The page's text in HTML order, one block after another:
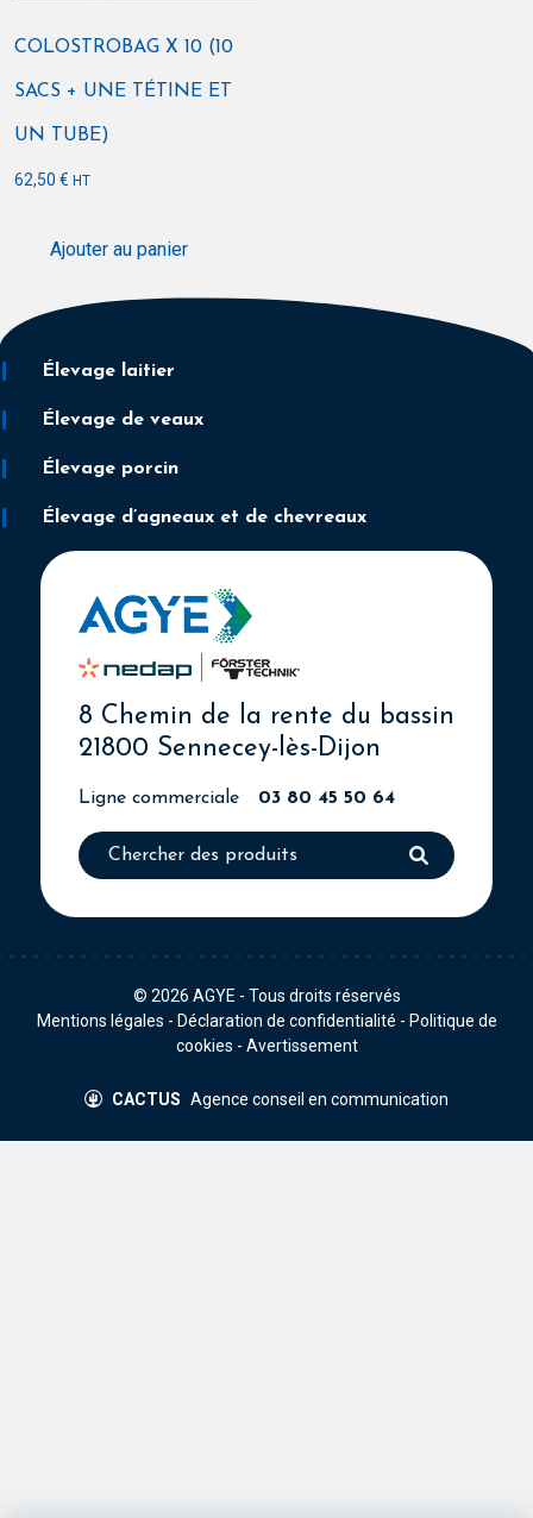
COLOSTROBAG X 10 (10
SACS + UNE TÉTINE ET
UN TUBE)
62,50 € HT
Ajouter au panier
Élevage laitier
Élevage de veaux
Élevage porcin
Élevage d’agneaux et de chevreaux
8 Chemin de la rente du bassin
21800 Sennecey-lès-Dijon
Ligne commerciale 03 80 45 50 64
© 2026 AGYE - Tous droits réservés
Mentions légales - Déclaration de confidentialité - Politique de
cookies - Avertissement
CACTUS Agence conseil en communication